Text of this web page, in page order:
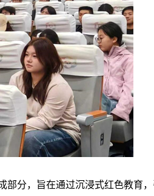
分，旨在通过沉浸式红色教育